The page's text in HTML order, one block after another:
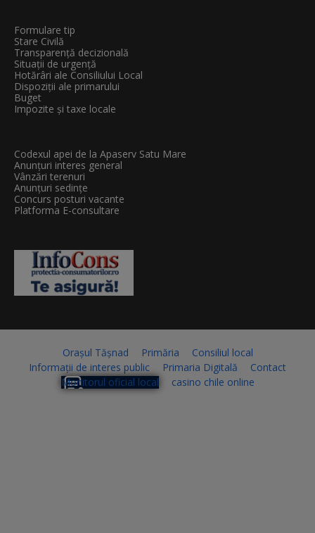
Formulare tip
Stare Civilă
Transparenţă decizională
Situații de urgență
Hotărâri ale Consiliului Local
Dispoziții ale primarului
Buget
Impozite și taxe locale
Codexul apei de la Apaserv Satu Mare
Anunțuri interes general
Vânzări terenuri
Anunțuri sedințe
Concurs posturi vacante
Platforma E-consultare
Orașul Tășnad Primăria
Consiliul local
Informații de interes public
Primaria Digitală
Contact
Monitorul oficial local
casino chile online